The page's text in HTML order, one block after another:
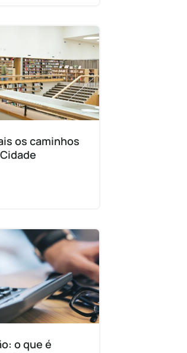
os caminhos
o que é